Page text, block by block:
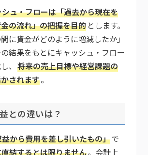
ュ・フローは「過去から現在を
の流れ」の把握を目的 とします。
間に資金がどのように増減したか」
結果をもとにキャッシュ・フロー
、 将来の売上目標や経営課題の
されます。
との違いは？
から費用を差し引いたもの」で
結するとは限りません。会計上